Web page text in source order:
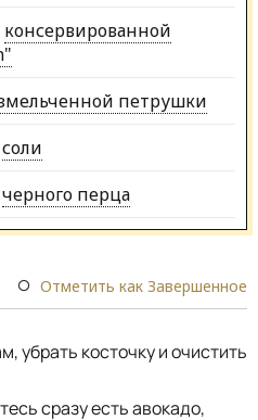
консервированной
петрушки
соли
черного перца
Отметить как Завершенное
убрать косточку и очистить
сразу есть авокадо,